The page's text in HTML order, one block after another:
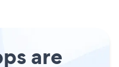
are